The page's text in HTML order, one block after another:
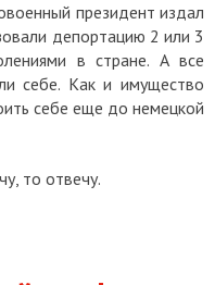
президент издал
депортацию 2 или 3
в стране. А все
себе. Как и имущество
себе еще до немецкой
то отвечу.